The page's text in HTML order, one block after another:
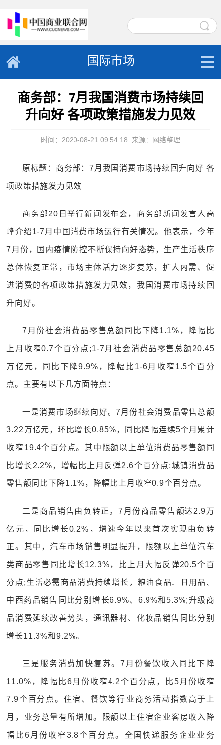
国际市场
商务部：7月我国消费市场持续回
升向好 各项政策措施发力见效
时间：2020-08-21 09:54:18 来源：网络整理
原标题：商务部：7月我国消费市场持续回升向好 各
项政策措施发力见效
商务部20日举行新闻发布会，商务部新闻发言人高
峰介绍1-7月中国消费市场运行有关情况。他表示，今年
7月份，国内疫情防控不断保持向好态势，生产生活秩序
总体恢复正常，市场主体活力逐步复苏，扩大内需、促
进消费的各项政策措施发力见效，我国消费市场持续回
升向好。
7月份社会消费品零售总额同比下降1.1%，降幅比
上月收窄0.7个百分点;1-7月社会消费品零售总额20.45
万亿元，同比下降9.9%，降幅比1-6月收窄1.5个百分
点。主要有以下几方面特点：
一是消费市场继续向好。7月份社会消费品零售总额
3.22万亿元，环比增长0.85%，同比降幅连续5个月累计
收窄19.4个百分点。其中限额以上单位消费品零售额同
比增长2.2%，增幅比上月反弹2.6个百分点;城镇消费品
零售额同比下降1.1%，降幅比上月收窄0.9个百分点。
二是商品销售由负转正。7月份商品零售额达2.9万
亿元，同比增长0.2%，增速今年以来首次实现由负转
正。其中，汽车市场销售明显提升，限额以上单位汽车
类商品零售同比增长12.3%，比上月大幅反弹20.5个百
分点;生活必需商品消费持续增长，粮油食品、日用品、
中西药品销售同比分别增长6.9%、6.9%和5.3%;升级商
品消费延续改善势头，通讯器材、化妆品销售同比分别
增长11.3%和9.2%。
三是服务消费加快复苏。7月份餐饮收入同比下降
11.0%，降幅比6月份收窄4.2个百分点，比5月份收窄
7.9个百分点。住宿、餐饮等行业商务活动指数高于上
月，业务总量有所增加。限额以上住宿企业客房收入降
幅比6月份收窄3.8个百分点。全国快递服务企业业务